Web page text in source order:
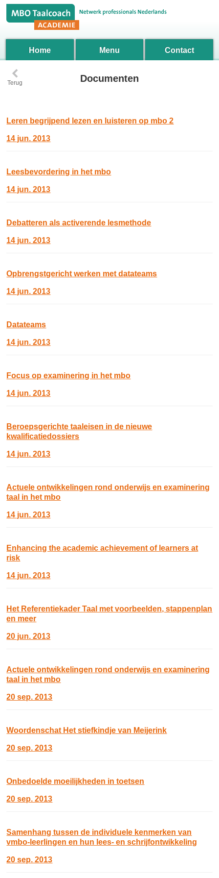
Home Menu Contact
‹
Terug Documenten
Leren begrijpend lezen en luisteren op mbo 2
14 jun. 2013
Leesbevordering in het mbo
14 jun. 2013
Debatteren als activerende lesmethode
14 jun. 2013
Opbrengstgericht werken met datateams
14 jun. 2013
Datateams
14 jun. 2013
Focus op examinering in het mbo
14 jun. 2013
Beroepsgerichte taaleisen in de nieuwe
kwalificatiedossiers
14 jun. 2013
Actuele ontwikkelingen rond onderwijs en examinering
taal in het mbo
14 jun. 2013
Enhancing the academic achievement of learners at
risk
14 jun. 2013
Het Referentiekader Taal met voorbeelden, stappenplan
en meer
20 jun. 2013
Actuele ontwikkelingen rond onderwijs en examinering
taal in het mbo
20 sep. 2013
Woordenschat Het stiefkindje van Meijerink
20 sep. 2013
Onbedoelde moeilijkheden in toetsen
20 sep. 2013
Samenhang tussen de individuele kenmerken van
vmbo-leerlingen en hun lees- en schrijfontwikkeling
20 sep. 2013